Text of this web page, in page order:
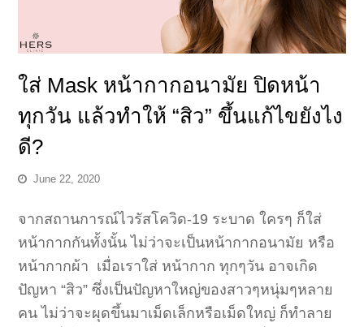
ใส่ Mask หน้ากากอนามัย ปิดหน้า
ทุกวัน แล้วทำให้ “สิว” ขึ้นแก้ไขยังไง
ดี?
June 22, 2020
จากสถานการณ์ไวรัสโควิด-19 ระบาด ใครๆ ก็ใส่
หน้ากากกันทั้งนั้น ไม่ว่าจะเป็นหน้ากากอนามัย หรือ
หน้ากากผ้า เมื่อเราใส่ หน้ากาก ทุกๆวัน อาจเกิด
ปัญหา “สิว” ซึ่งเป็นปัญหาใหญ่ของสาวๆหนุ่มๆหลาย
คน ไม่ว่าจะผุดขึ้นมาเม็ดเล็กหรือเม็ดใหญ่ ก็ทำลาย